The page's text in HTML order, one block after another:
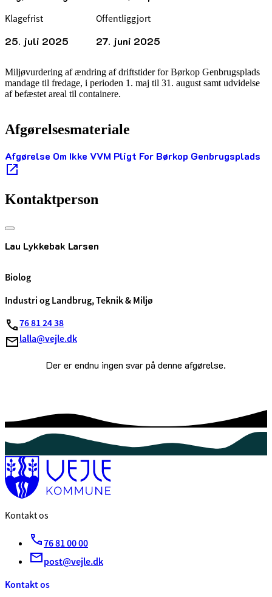
Klagefrist
25. juli 2025
Offentliggjort
27. juni 2025
Miljøvurdering af ændring af driftstider for Børkop Genbrugsplads
mandage til fredage, i perioden 1. maj til 31. august samt udvidelse
af befæstet areal til containere.
Afgørelsesmateriale
Afgørelse Om Ikke VVM Pligt For Børkop Genbrugsplads
Kontaktperson
Lau Lykkebak Larsen
Biolog
Industri og Landbrug, Teknik & Miljø
76 81 24 38
lalla@vejle.dk
Der er endnu ingen svar på denne afgørelse.
Kontakt os
76 81 00 00
post@vejle.dk
Kontakt os